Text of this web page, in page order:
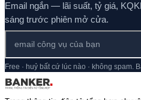
Email ngắn — lãi suất, tỷ giá,
sáng trước phiên mở cửa.
Free · huỷ bất cứ lúc nào · không spam.